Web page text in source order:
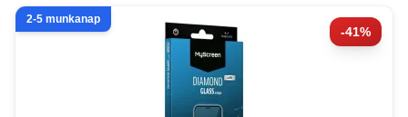
-41%
2-5 munkanap